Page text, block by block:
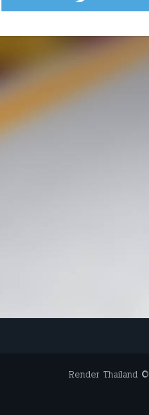
Render Thailand